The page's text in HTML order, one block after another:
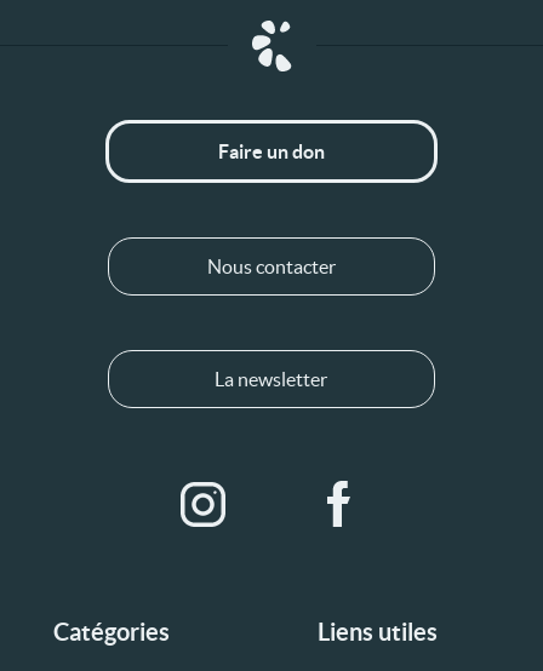
Catégories Liens utiles
Faire un don
Nous contacter
La newsletter